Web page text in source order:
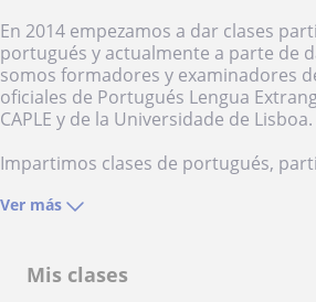
En 2014 empezamos a dar clases
portugués y actualmente a parte de
somos formadores y examinadores
oficiales de Portugués Lengua
CAPLE y de la Universidade de Lisboa.
Impartimos clases de portugués,
Ver más
Mis clases